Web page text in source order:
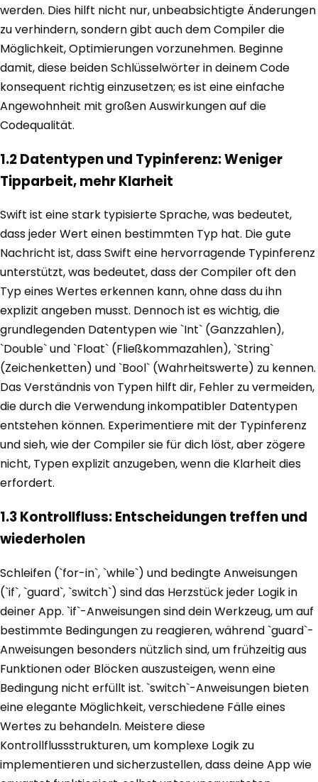
werden. Dies hilft nicht nur, unbeabsichtigte Änderungen
zu verhindern, sondern gibt auch dem Compiler die
Möglichkeit, Optimierungen vorzunehmen. Beginne
damit, diese beiden Schlüsselwörter in deinem Code
konsequent richtig einzusetzen; es ist eine einfache
Angewohnheit mit großen Auswirkungen auf die
Codequalität.
1.2 Datentypen und Typinferenz: Weniger
Tipparbeit, mehr Klarheit
Swift ist eine stark typisierte Sprache, was bedeutet,
dass jeder Wert einen bestimmten Typ hat. Die gute
Nachricht ist, dass Swift eine hervorragende Typinferenz
unterstützt, was bedeutet, dass der Compiler oft den
Typ eines Wertes erkennen kann, ohne dass du ihn
explizit angeben musst. Dennoch ist es wichtig, die
grundlegenden Datentypen wie `Int` (Ganzzahlen),
`Double` und `Float` (Fließkommazahlen), `String`
(Zeichenketten) und `Bool` (Wahrheitswerte) zu kennen.
Das Verständnis von Typen hilft dir, Fehler zu vermeiden,
die durch die Verwendung inkompatibler Datentypen
entstehen können. Experimentiere mit der Typinferenz
und sieh, wie der Compiler sie für dich löst, aber zögere
nicht, Typen explizit anzugeben, wenn die Klarheit dies
erfordert.
1.3 Kontrollfluss: Entscheidungen treffen und
wiederholen
Schleifen (`for-in`, `while`) und bedingte Anweisungen
(`if`, `guard`, `switch`) sind das Herzstück jeder Logik in
deiner App. `if`-Anweisungen sind dein Werkzeug, um auf
bestimmte Bedingungen zu reagieren, während `guard`-
Anweisungen besonders nützlich sind, um frühzeitig aus
Funktionen oder Blöcken auszusteigen, wenn eine
Bedingung nicht erfüllt ist. `switch`-Anweisungen bieten
eine elegante Möglichkeit, verschiedene Fälle eines
Wertes zu behandeln. Meistere diese
Kontrollflussstrukturen, um komplexe Logik zu
implementieren und sicherzustellen, dass deine App wie